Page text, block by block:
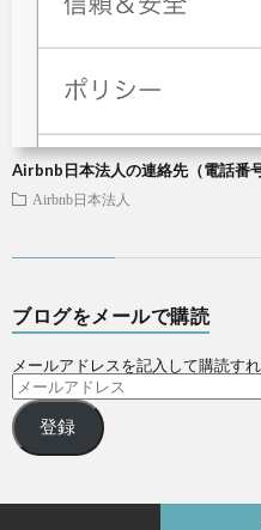
Airbnb日本法人の連絡先（電話番
Airbnb日本法人
ブログをメールで購読
メールアドレスを記入して購読す
登録